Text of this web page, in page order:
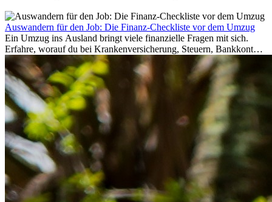
Auswandern für den Job: Die Finanz-Checkliste vor dem Umzug
Ein Umzug ins Ausland bringt viele finanzielle Fragen mit sich.
Erfahre, worauf du bei Krankenversicherung, Steuern, Bankkonto,
Rücklagen und Budgetplanung achten solltest, damit dein Neustart
im Ausland reibungslos gelingt.